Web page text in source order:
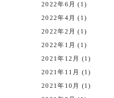
2022年6月 (1)
2022年4月 (1)
2022年2月 (1)
2022年1月 (1)
2021年12月 (1)
2021年11月 (1)
2021年10月 (1)